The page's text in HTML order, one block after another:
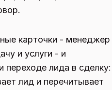
карточки - менеджер
и услуги - и
переходе лида в сделку:
лид и перечитывает